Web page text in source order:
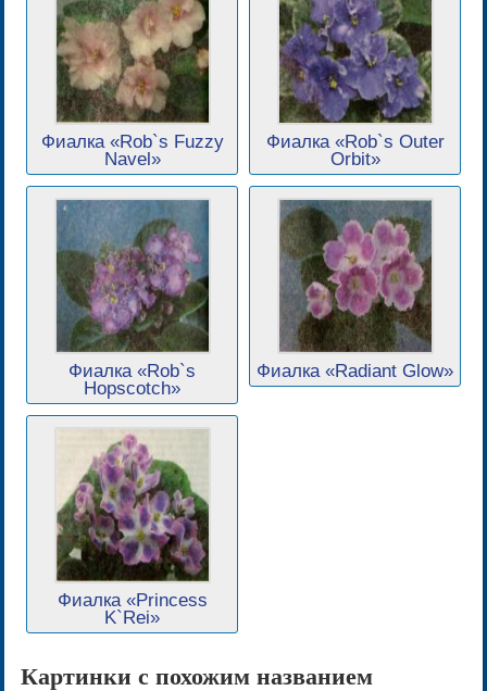
Фиалка «Rob`s Fuzzy
Navel»
Фиалка «Rob`s Outer
Orbit»
Фиалка «Rob`s
Hopscotch»
Фиалка «Radiant Glow»
Фиалка «Princess
K`Rei»
Картинки с похожим названием